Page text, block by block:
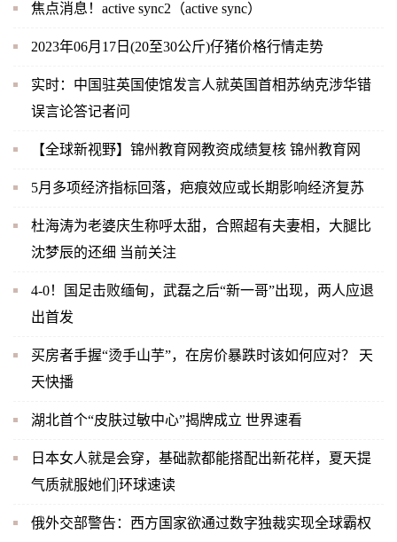
焦点消息！active sync2（active sync）
2023年06月17日(20至30公斤)仔猪价格行情走势
实时：中国驻英国使馆发言人就英国首相苏纳克涉华错
误言论答记者问
【全球新视野】锦州教育网教资成绩复核 锦州教育网
5月多项经济指标回落，疤痕效应或长期影响经济复苏
杜海涛为老婆庆生称呼太甜，合照超有夫妻相，大腿比
沈梦辰的还细 当前关注
4-0！国足击败缅甸，武磊之后“新一哥”出现，两人应退
出首发
买房者手握“烫手山芋”，在房价暴跌时该如何应对？ 天
天快播
湖北首个“皮肤过敏中心”揭牌成立 世界速看
日本女人就是会穿，基础款都能搭配出新花样，夏天提
气质就服她们|环球速读
俄外交部警告：西方国家欲通过数字独裁实现全球霸权